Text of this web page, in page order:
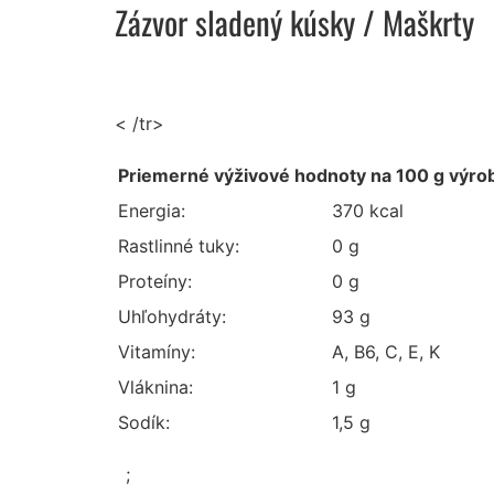
Zázvor sladený kúsky/ Maškrty
< /tr>
Priemerné výživové hodnoty na 100 g
Energia:
370 kcal
Rastlinné tuky:
0 g
Proteíny:
0 g
Uhľohydráty:
93 g
Vitamíny:
A, B6, C, E, K
Vláknina:
1 g
Sodík:
1,5 g
;